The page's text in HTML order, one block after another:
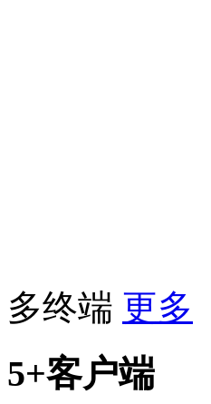
多终端 更多
5+客户端